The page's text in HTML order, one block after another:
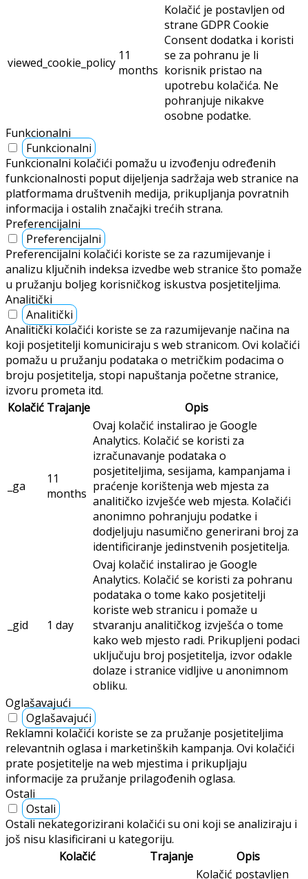
viewed_cookie_policy 11
months
Kolačić je postavljen od
strane GDPR Cookie
Consent dodatka i koristi
se za pohranu je li
korisnik pristao na
upotrebu kolačića. Ne
pohranjuje nikakve
osobne podatke.
Funkcionalni
Funkcionalni
Funkcionalni kolačići pomažu u izvođenju određenih
funkcionalnosti poput dijeljenja sadržaja web stranice na
platformama društvenih medija, prikupljanja povratnih
informacija i ostalih značajki trećih strana.
Preferencijalni
Preferencijalni
Preferencijalni kolačići koriste se za razumijevanje i
analizu ključnih indeksa izvedbe web stranice što pomaže
u pružanju boljeg korisničkog iskustva posjetiteljima.
Analitički
Analitički
Analitički kolačići koriste se za razumijevanje načina na
koji posjetitelji komuniciraju s web stranicom. Ovi kolačići
pomažu u pružanju podataka o metričkim podacima o
broju posjetitelja, stopi napuštanja početne stranice,
izvoru prometa itd.
Kolačić Trajanje Opis
_ga
11
months
Ovaj kolačić instalirao je Google
Analytics. Kolačić se koristi za
izračunavanje podataka o
posjetiteljima, sesijama, kampanjama i
praćenje korištenja web mjesta za
analitičko izvješće web mjesta. Kolačići
anonimno pohranjuju podatke i
dodjeljuju nasumično generirani broj za
identificiranje jedinstvenih posjetitelja.
_gid 1 day
Ovaj kolačić instalirao je Google
Analytics. Kolačić se koristi za pohranu
podataka o tome kako posjetitelji
koriste web stranicu i pomaže u
stvaranju analitičkog izvješća o tome
kako web mjesto radi. Prikupljeni podaci
uključuju broj posjetitelja, izvor odakle
dolaze i stranice vidljive u anonimnom
obliku.
Oglašavajući
Oglašavajući
Reklamni kolačići koriste se za pružanje posjetiteljima
relevantnih oglasa i marketinških kampanja. Ovi kolačići
prate posjetitelje na web mjestima i prikupljaju
informacije za pružanje prilagođenih oglasa.
Ostali
Ostali
Ostali nekategorizirani kolačići su oni koji se analiziraju i
još nisu klasificirani u kategoriju.
Kolačić
Trajanje
Opis
Kolačić postavljen